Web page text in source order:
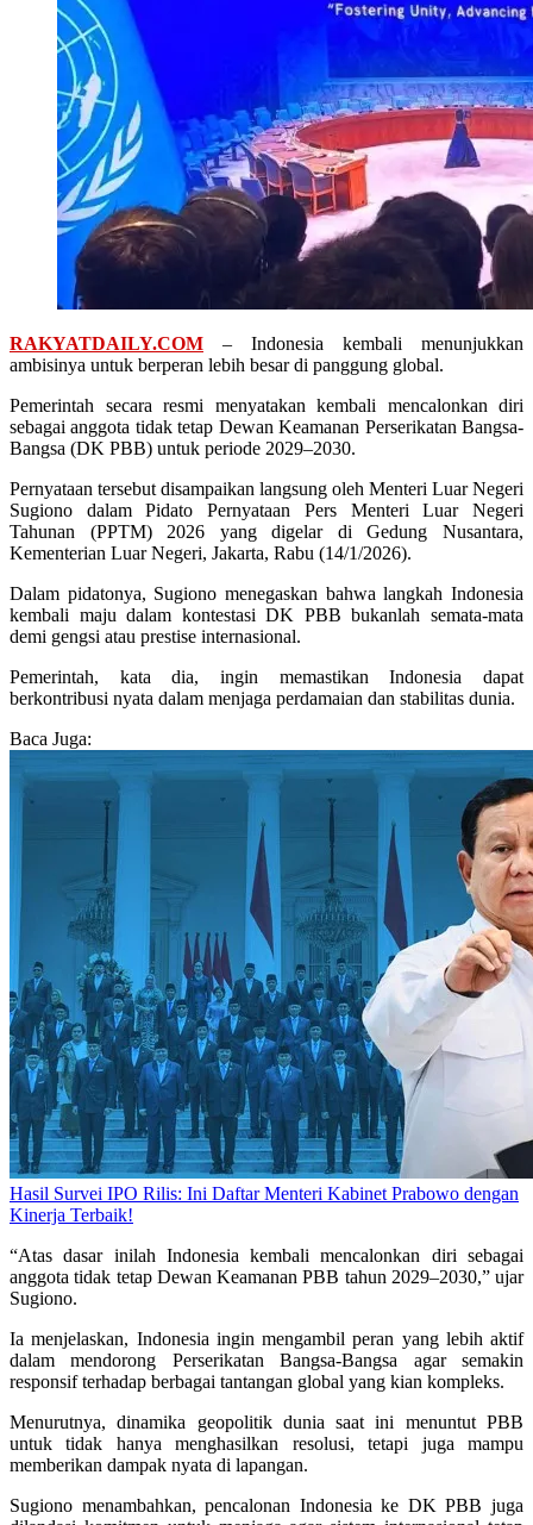
RAKYATDAILY.COM – Indonesia kembali menunjukkan
ambisinya untuk berperan lebih besar di panggung global.
Pemerintah secara resmi menyatakan kembali mencalonkan diri
sebagai anggota tidak tetap Dewan Keamanan Perserikatan Bangsa-
Bangsa (DK PBB) untuk periode 2029–2030.
Pernyataan tersebut disampaikan langsung oleh Menteri Luar Negeri
Sugiono dalam Pidato Pernyataan Pers Menteri Luar Negeri
Tahunan (PPTM) 2026 yang digelar di Gedung Nusantara,
Kementerian Luar Negeri, Jakarta, Rabu (14/1/2026).
Dalam pidatonya, Sugiono menegaskan bahwa langkah Indonesia
kembali maju dalam kontestasi DK PBB bukanlah semata-mata
demi gengsi atau prestise internasional.
Pemerintah, kata dia, ingin memastikan Indonesia dapat
berkontribusi nyata dalam menjaga perdamaian dan stabilitas dunia.
Baca Juga:
Hasil Survei IPO Rilis: Ini Daftar Menteri Kabinet Prabowo dengan
Kinerja Terbaik!
“Atas dasar inilah Indonesia kembali mencalonkan diri sebagai
anggota tidak tetap Dewan Keamanan PBB tahun 2029–2030,” ujar
Sugiono.
Ia menjelaskan, Indonesia ingin mengambil peran yang lebih aktif
dalam mendorong Perserikatan Bangsa-Bangsa agar semakin
responsif terhadap berbagai tantangan global yang kian kompleks.
Menurutnya, dinamika geopolitik dunia saat ini menuntut PBB
untuk tidak hanya menghasilkan resolusi, tetapi juga mampu
memberikan dampak nyata di lapangan.
Sugiono menambahkan, pencalonan Indonesia ke DK PBB juga